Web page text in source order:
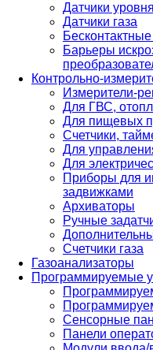
Датчики уровня
Датчики газа
Барьеры
Контрольно-
Измерители-
Для ГВС,
Для пищевых
Счетчики,
Для
Для
Приборы для
задвижками
Архиваторы
Ручные
Счетчики газа
Газоанализаторы
Программируемые
Сенсорные
Панели